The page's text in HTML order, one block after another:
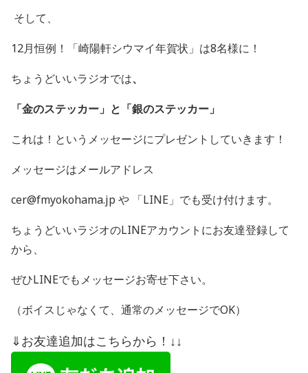
そして、
12月恒例！ 「崎陽軒シウマイ年賀状」 は8名様に！
ちょうどいいラジオでは、
「金のステッカー」 と 「銀のステッカー」
これは！というメッセージにプレゼントしていきます！
メッセージはメールアドレス
cer@fmyokohama.jp や 「LINE 」でも受け付けます。
ちょうどいいラジオのLINEアカウントにお友達登録して
から、
ぜひLINEでもメッセージお寄せ下さい。
（ボイスじゃなくて、通常のメッセージでOK）
⇓お友達追加はこちらから！↓↓